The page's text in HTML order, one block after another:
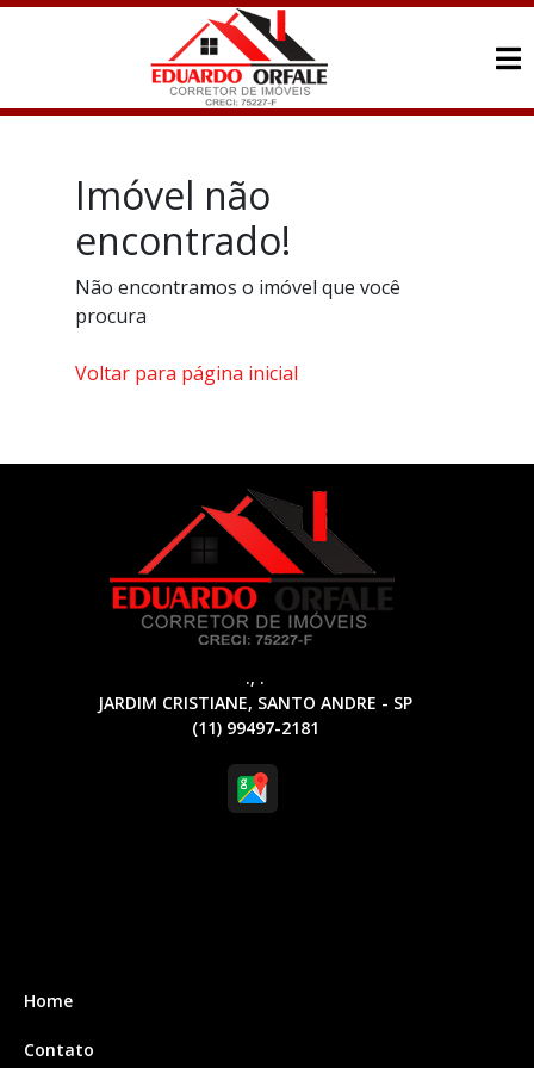
Imóvel não
encontrado!
Não encontramos o imóvel que você
procura
Voltar para página inicial
., .
JARDIM CRISTIANE, SANTO ANDRE - SP
(11) 99497-2181
Home
Contato